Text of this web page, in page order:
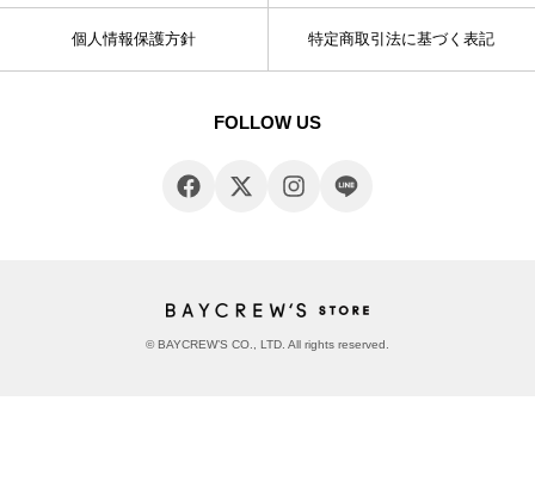
個人情報保護方針 特定商取引法に基づく表記
FOLLOW US
© BAYCREW’S CO., LTD. All rights reserved.